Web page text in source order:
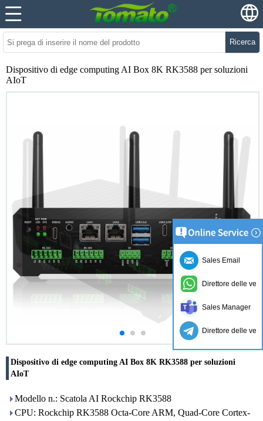
Ricerca
Dispositivo di edge computing AI Box 8K RK3588 per soluzioni
AIoT
Dispositivo di edge computing AI Box 8K RK3588 per soluzioni
AIoT
Modello n.: Scatola AI Rockchip RK3588
CPU: Rockchip RK3588 Octa-Core ARM, Quad-Core Cortex-
Sales Email
Direttore delle
Sales Manager
Direttore delle